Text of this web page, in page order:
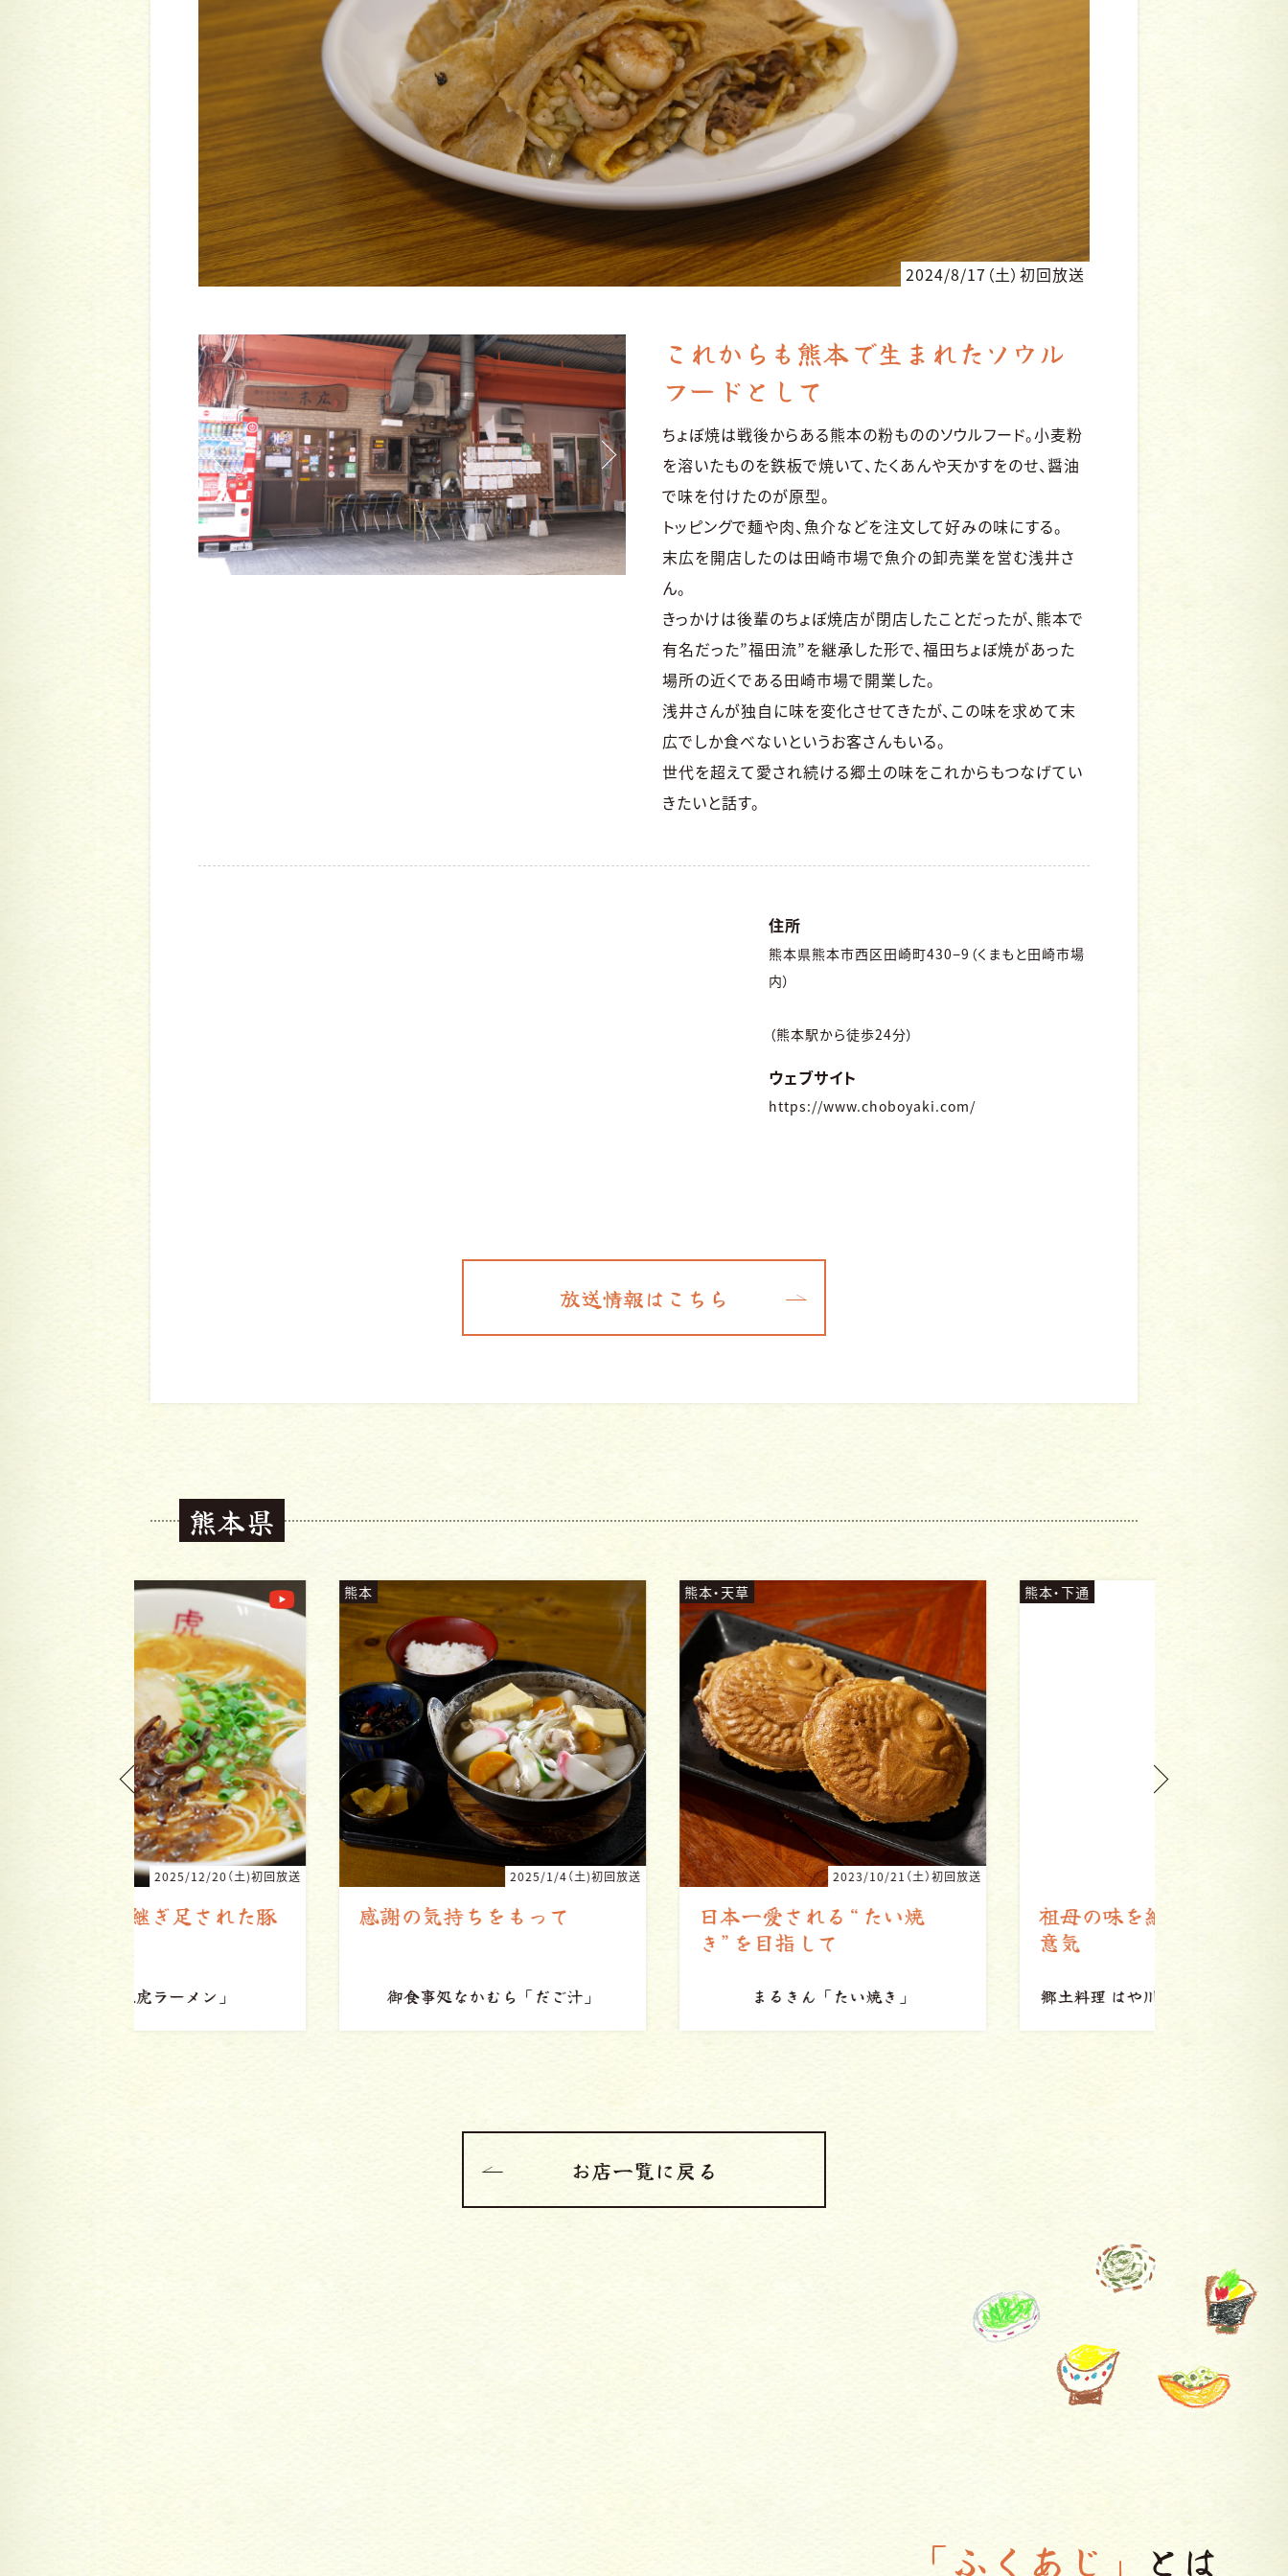
2024/8/17（土）初回放送
これからも熊本で生まれたソウル
フードとして
ちょぼ焼は戦後からある熊本の粉もののソウルフード。小麦粉
を溶いたものを鉄板で焼いて、たくあんや天かすをのせ、醤油
で味を付けたのが原型。
トッピングで麺や肉、魚介などを注文して好みの味にする。
末広を開店したのは田崎市場で魚介の卸売業を営む浅井さ
ん。
きっかけは後輩のちょぼ焼店が閉店したことだったが、熊本で
有名だった”福田流”を継承した形で、福田ちょぼ焼があった
場所の近くである田崎市場で開業した。
浅井さんが独自に味を変化させてきたが、この味を求めて末
広でしか食べないというお客さんもいる。
世代を超えて愛され続ける郷土の味をこれからもつなげてい
きたいと話す。
住所
熊本県熊本市西区田崎町430−9（くまもと田崎市場
内）
（熊本駅から徒歩24分）
ウェブサイト
https://www.choboyaki.com/
放送情報はこちら
熊本県
熊本
2025/1/4（土)初回放送
感謝の気持ちをもって
御食事処なかむら 「だご汁」
熊本・天草
2023/10/21（土）初回放送
日本一愛される“たい焼
まるきん
熊本・下通
祖母の味を継ぐ 料理人の心
郷土料理 はや川 「茄子のからし漬」
お店一覧に戻る
「ふくあじ」 とは